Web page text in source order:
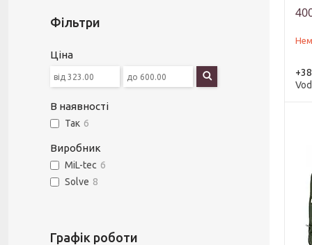
Фільтри
Ціна
В наявності
Так 6
Виробник
MiL-tec 6
Solve 8
Графік роботи